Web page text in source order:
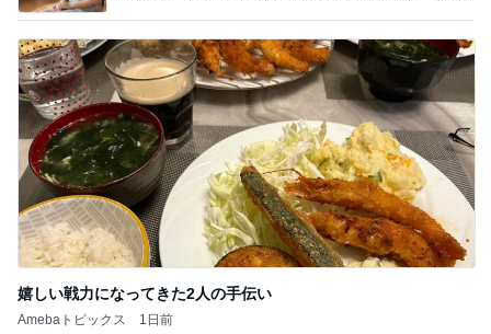
嬉しい戦力になってきた2人の手伝い
Amebaトピックス 1日前